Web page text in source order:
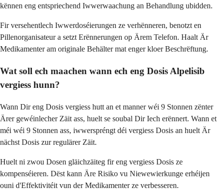
kënnen eng entspriechend Iwwerwaachung an Behandlung ubidden.
Fir versehentlech Iwwerdoséierungen ze verhënneren, benotzt en
Pillenorganisateur a setzt Erënnerungen op Ärem Telefon. Haalt Är
Medikamenter am originale Behälter mat enger kloer Beschrëftung.
Wat soll ech maachen wann ech eng Dosis Alpelisib
vergiess hunn?
Wann Dir eng Dosis vergiess hutt an et manner wéi 9 Stonnen zënter
Ärer gewéinlecher Zäit ass, huelt se soubal Dir Iech erënnert. Wann et
méi wéi 9 Stonnen ass, iwwerspréngt déi vergiess Dosis an huelt Är
nächst Dosis zur regulärer Zäit.
Huelt ni zwou Dosen gläichzäiteg fir eng vergiess Dosis ze
kompenséieren. Dëst kann Äre Risiko vu Niewewierkunge erhéijen
ouni d'Effektivitéit vun der Medikamenter ze verbesseren.